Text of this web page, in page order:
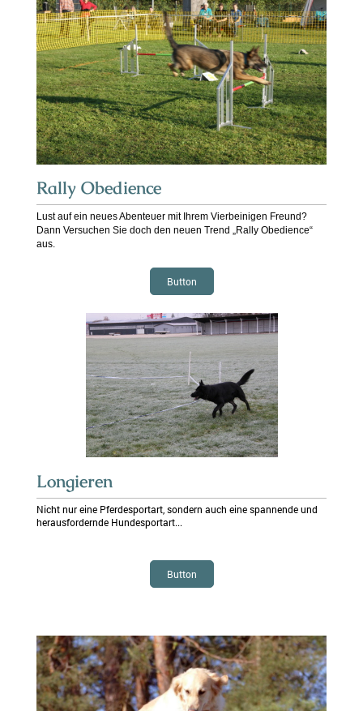
Rally Obedience
Lust auf ein neues Abenteuer mit Ihrem Vierbeinigen Freund?
Dann Versuchen Sie doch den neuen Trend „Rally Obedience“
aus.
Button
Longieren
Nicht nur eine Pferdesportart, sondern auch eine spannende und
herausfordernde Hundesportart...
Button